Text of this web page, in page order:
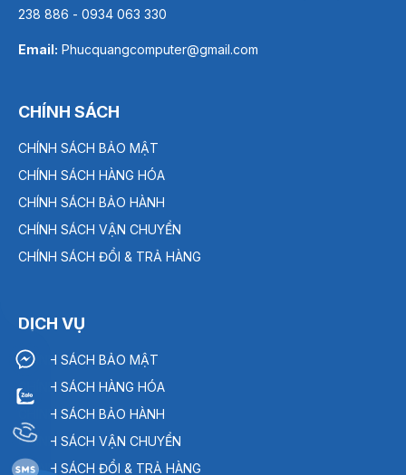
238 886 - 0934 063 330
Email: Phucquangcomputer@gmail.com
CHÍNH SÁCH
CHÍNH SÁCH BẢO MẬT
CHÍNH SÁCH HÀNG HÓA
CHÍNH SÁCH BẢO HÀNH
CHÍNH SÁCH VẬN CHUYỂN
CHÍNH SÁCH ĐỔI & TRẢ HÀNG
DỊCH VỤ
CHÍNH SÁCH BẢO MẬT
CHÍNH SÁCH HÀNG HÓA
CHÍNH SÁCH BẢO HÀNH
CHÍNH SÁCH VẬN CHUYỂN
CHÍNH SÁCH ĐỔI & TRẢ HÀNG